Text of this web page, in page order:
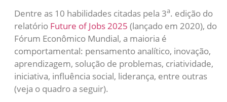
Dentre as 10 habilidades citadas pela 3a. edição do
relatório Future of Jobs 2025 (lançado em 2020), do
Fórum Econômico Mundial, a maioria é
comportamental: pensamento analítico, inovação,
aprendizagem, solução de problemas, criatividade,
iniciativa, influência social, liderança, entre outras
(veja o quadro a seguir).